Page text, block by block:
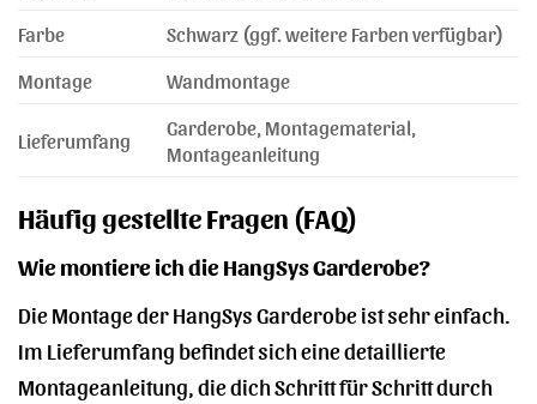
Farbe
Schwarz (ggf. weitere Farben verfügbar)
Montage
Wandmontage
Lieferumfang
Garderobe, Montagematerial,
Montageanleitung
Häufig gestellte Fragen (FAQ)
Wie montiere ich die HangSys Garderobe?
Die Montage der HangSys Garderobe ist sehr einfach.
Im Lieferumfang befindet sich eine detaillierte
Montageanleitung, die dich Schritt für Schritt durch